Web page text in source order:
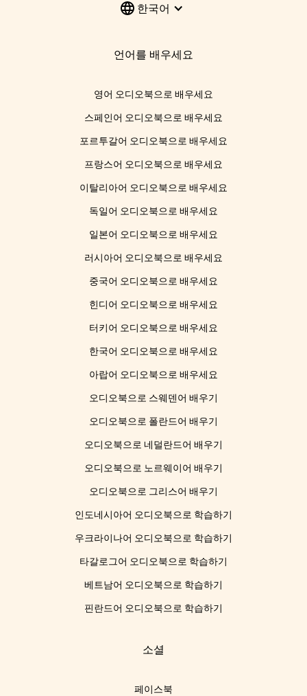
한국어
언어를 배우세요
영어 오디오북으로 배우세요
스페인어 오디오북으로 배우세요
포르투갈어 오디오북으로 배우세요
프랑스어 오디오북으로 배우세요
이탈리아어 오디오북으로 배우세요
독일어 오디오북으로 배우세요
일본어 오디오북으로 배우세요
러시아어 오디오북으로 배우세요
중국어 오디오북으로 배우세요
힌디어 오디오북으로 배우세요
터키어 오디오북으로 배우세요
한국어 오디오북으로 배우세요
아랍어 오디오북으로 배우세요
오디오북으로 스웨덴어 배우기
오디오북으로 폴란드어 배우기
오디오북으로 네덜란드어 배우기
오디오북으로 노르웨이어 배우기
오디오북으로 그리스어 배우기
인도네시아어 오디오북으로 학습하기
우크라이나어 오디오북으로 학습하기
타갈로그어 오디오북으로 학습하기
베트남어 오디오북으로 학습하기
핀란드어 오디오북으로 학습하기
소셜
페이스북